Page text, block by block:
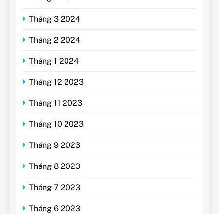
Tháng 3 2024
Tháng 2 2024
Tháng 1 2024
Tháng 12 2023
Tháng 11 2023
Tháng 10 2023
Tháng 9 2023
Tháng 8 2023
Tháng 7 2023
Tháng 6 2023